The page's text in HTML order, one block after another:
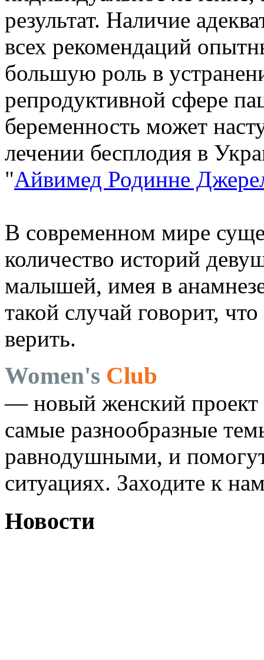
результат. Наличие
всех рекомендаций
большую роль в
репродуктивной сфере
беременность может
лечении бесплодия в
"Айвимед Родинне
В современном мире
количество историй
малышей, имея в
такой случай говорит,
верить.
Women's Club
— новый женский проект
самые разнообразные
равнодушными, и
ситуациях. Заходите к
Новости